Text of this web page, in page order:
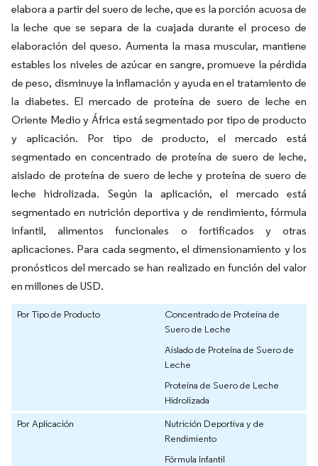
elabora a partir del suero de leche, que es la porción acuosa de
la leche que se separa de la cuajada durante el proceso de
elaboración del queso. Aumenta la masa muscular, mantiene
estables los niveles de azúcar en sangre, promueve la pérdida
de peso, disminuye la inflamación y ayuda en el tratamiento de
la diabetes. El mercado de proteína de suero de leche en
Oriente Medio y África está segmentado por tipo de producto
y aplicación. Por tipo de producto, el mercado está
segmentado en concentrado de proteína de suero de leche,
aislado de proteína de suero de leche y proteína de suero de
leche hidrolizada. Según la aplicación, el mercado está
segmentado en nutrición deportiva y de rendimiento, fórmula
infantil, alimentos funcionales o fortificados y otras
aplicaciones. Para cada segmento, el dimensionamiento y los
pronósticos del mercado se han realizado en función del valor
en millones de USD.
Por Tipo de Producto
Concentrado de Proteína de
Suero de Leche
Aislado de Proteína de Suero de
Leche
Proteína de Suero de Leche
Hidrolizada
Por Aplicación
Nutrición Deportiva y de
Rendimiento
Fórmula Infantil